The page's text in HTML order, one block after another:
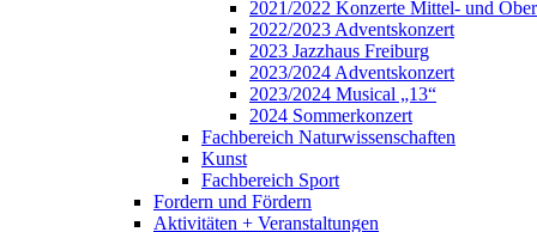
2021/2022 Konzerte Mittel- und
2022/2023 Adventskonzert
2023 Jazzhaus Freiburg
2023/2024 Adventskonzert
2023/2024 Musical „13“
2024 Sommerkonzert
Fachbereich Naturwissenschaften
Kunst
Fachbereich Sport
Fordern und Fördern
Aktivitäten + Veranstaltungen